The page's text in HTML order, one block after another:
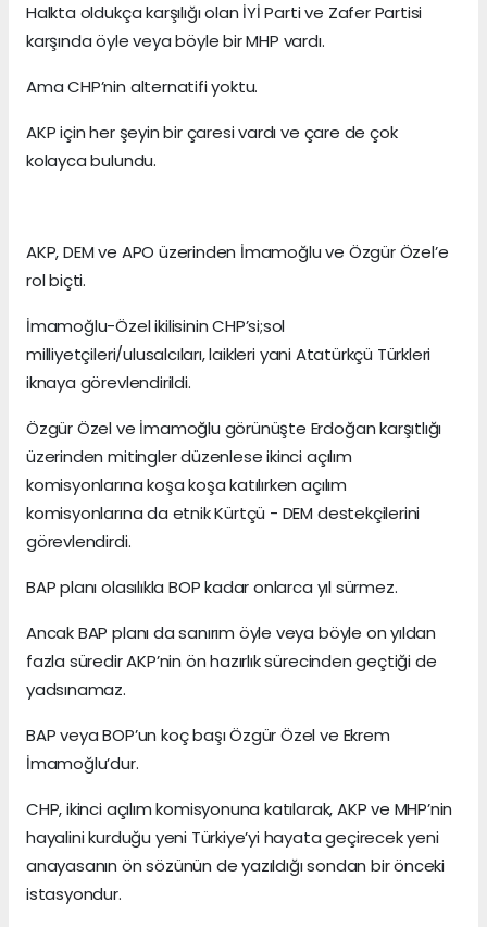
Halkta oldukça karşılığı olan İYİ Parti ve Zafer Partisi
karşında öyle veya böyle bir MHP vardı.
Ama CHP’nin alternatifi yoktu.
AKP için her şeyin bir çaresi vardı ve çare de çok
kolayca bulundu.
AKP, DEM ve APO üzerinden İmamoğlu ve Özgür Özel’e
rol biçti.
İmamoğlu-Özel ikilisinin CHP’si;sol
milliyetçileri/ulusalcıları, laikleri yani Atatürkçü Türkleri
iknaya görevlendirildi.
Özgür Özel ve İmamoğlu görünüşte Erdoğan karşıtlığı
üzerinden mitingler düzenlese ikinci açılım
komisyonlarına koşa koşa katılırken açılım
komisyonlarına da etnik Kürtçü - DEM destekçilerini
görevlendirdi.
BAP planı olasılıkla BOP kadar onlarca yıl sürmez.
Ancak BAP planı da sanırım öyle veya böyle on yıldan
fazla süredir AKP’nin ön hazırlık sürecinden geçtiği de
yadsınamaz.
BAP veya BOP’un koç başı Özgür Özel ve Ekrem
İmamoğlu’dur.
CHP, ikinci açılım komisyonuna katılarak, AKP ve MHP’nin
hayalini kurduğu yeni Türkiye’yi hayata geçirecek yeni
anayasanın ön sözünün de yazıldığı sondan bir önceki
istasyondur.